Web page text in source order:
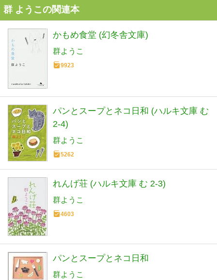
群 ようこの関連本
かもめ食堂 (幻冬舎文庫)
群ようこ
9923
パンとスープとネコ日和 (ハルキ文庫 む
2-4)
群ようこ
5262
れんげ荘 (ハルキ文庫 む 2-3)
群ようこ
4603
パンとスープとネコ日和
群ようこ